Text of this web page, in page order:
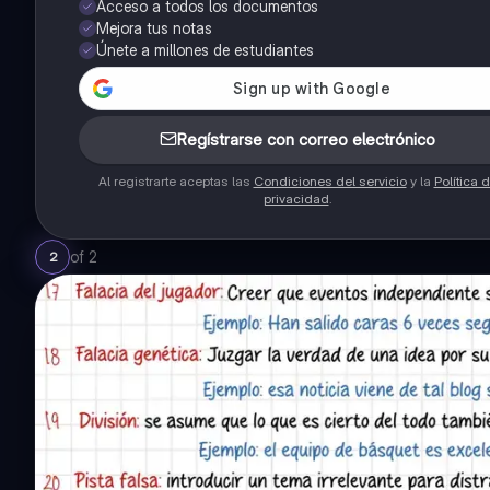
Acceso a todos los documentos
Mejora tus notas
Únete a millones de estudiantes
Regístrarse con correo electrónico
Al registrarte aceptas las Condiciones del servicioy la Política
privacidad.
2 of 2